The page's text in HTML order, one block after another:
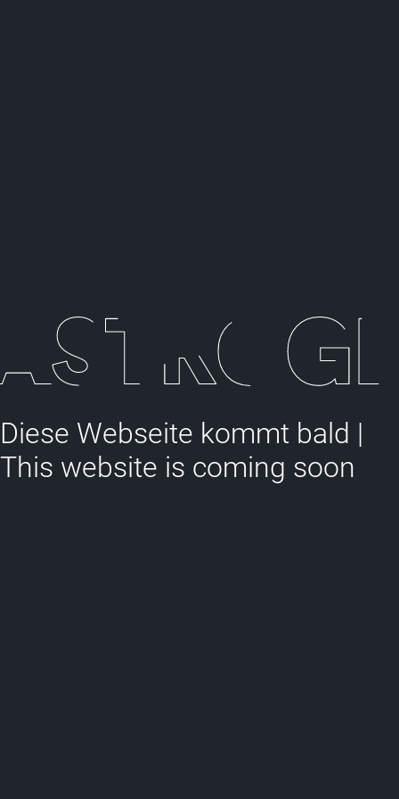
Diese Webseite kommt bald |
This website is coming soon